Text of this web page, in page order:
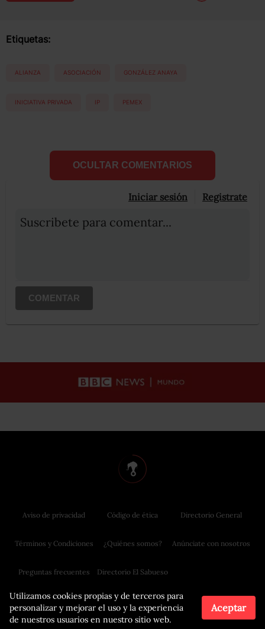
Etiquetas:
ALIANZA ASOCIACIÓN GONZÁLEZ ANAYA
INICIATIVA PRIVADA IP PEMEX
OCULTAR COMENTARIOS
Iniciar sesión Registrate
Suscribete para comentar...
COMENTAR
Utilizamos cookies propias y de terceros para
personalizar y mejorar el uso y la experiencia
de nuestros usuarios en nuestro sitio web.
Aceptar
Aviso de privacidad
Términos y Condiciones
Preguntas frecuentes
Código de ética
¿Quiénes somos?
Directorio El Sabueso
Directorio General
Anúnciate con nosotros